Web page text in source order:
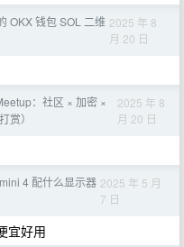
OKX 钱包 SOL 二维 2025 年 8
月 20 日
：社区 × 加密 ×
赏）
2025 年 8
月 20 日
4 配什么显示器 2025 年 5 月
7 日
宜好用